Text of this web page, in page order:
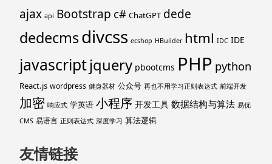
ajax api Bootstrap c# ChatGPT dede
dedecmsdivcss ecshop HBuilder html IDC IDE
javascriptjquery pbootcms PHP python
React.js wordpress 健身器材 公众号 再也不用学习正则表达式 前端开发
加密 响应式 学英语 小程序 开发工具 数据结构与算法 易优
CMS 易语言 正则表达式 深度学习 算法逻辑
友情链接